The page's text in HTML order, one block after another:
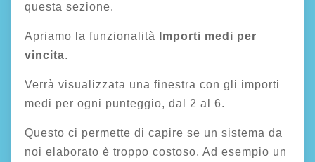
questa sezione.
Apriamo la funzionalità
Importi medi per
vincita.
Verrà visualizzata una finestra con gli importi
medi per ogni punteggio, dal 2 al 6.
Questo ci permette di capire se un sistema da
noi elaborato è troppo costoso. Ad esempio un